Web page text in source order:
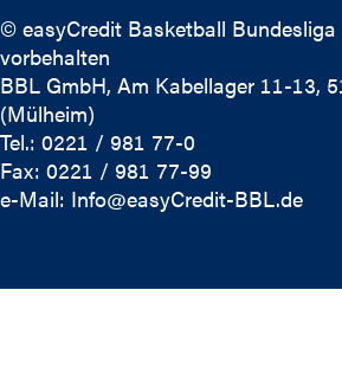
© easyCredit Basketball Bundesliga
vorbehalten
BBL GmbH, Am Kabellager 11-13,
(Mülheim)
Tel.: 0221 / 981 77-0
Fax: 0221 / 981 77-99
e-Mail: Info@easyCredit-BBL.de